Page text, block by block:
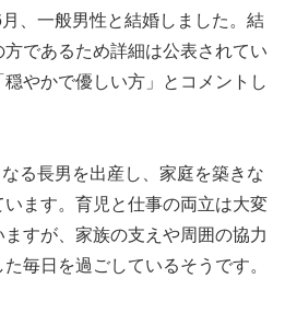
、一般男性と結婚しました。結
であるため詳細は公表されてい
やかで優しい方」とコメントし
る長男を出産し、家庭を築きな
ます。育児と仕事の両立は大変
すが、家族の支えや周囲の協力
毎日を過ごしているそうです。